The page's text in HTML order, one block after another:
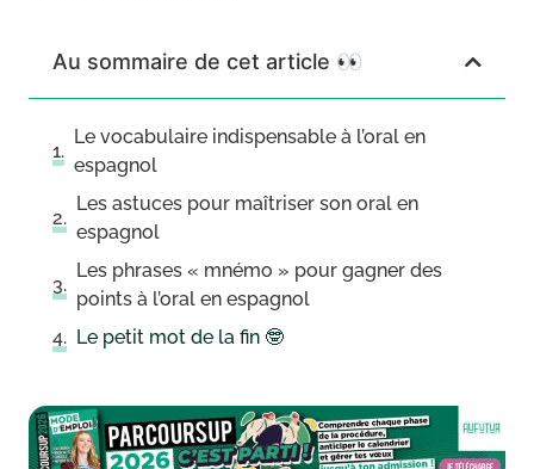
Au sommaire de cet article 👀
Le vocabulaire indispensable à l’oral en
espagnol
Les astuces pour maîtriser son oral en
espagnol
Les phrases « mnémo » pour gagner des
points à l’oral en espagnol
Le petit mot de la fin 🤓